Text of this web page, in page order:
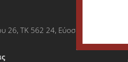
26, ΤΚ 562 24, Εύοσμος